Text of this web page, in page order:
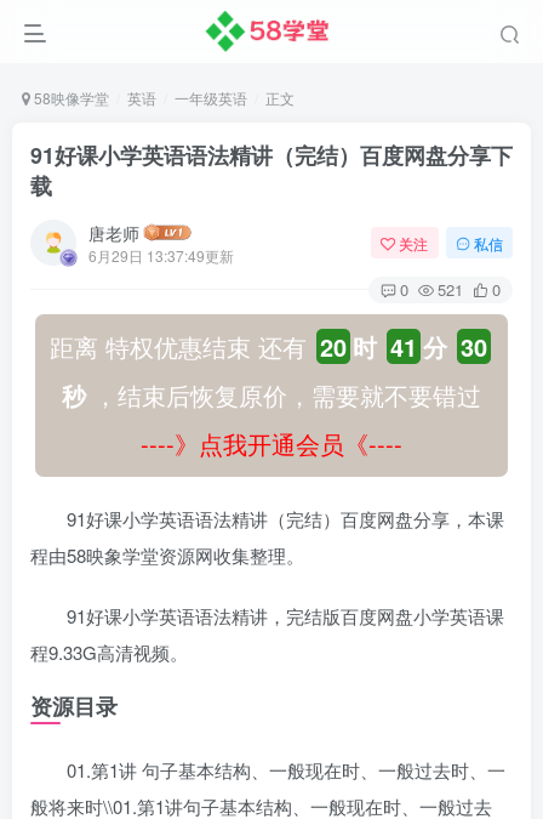
58映像学堂 英语 一年级英语 正文
91好课小学英语语法精讲（完结）百度网盘分享下
载
唐老师
6月29日 13:37:49更新
关注 私信
0 521 0
距离 特权优惠结束 还有 20 时 41 分 30
秒，结束后恢复原价，需要就不要错过
----》点我开通会员《----
91好课小学英语语法精讲（完结）百度网盘分享，本课
程由58映象学堂资源网收集整理。
91好课小学英语语法精讲，完结版百度网盘小学英语课
程9.33G高清视频。
资源目录
01.第1讲 句子基本结构、一般现在时、一般过去时、一
般将来时\\01.第1讲句子基本结构、一般现在时、一般过去